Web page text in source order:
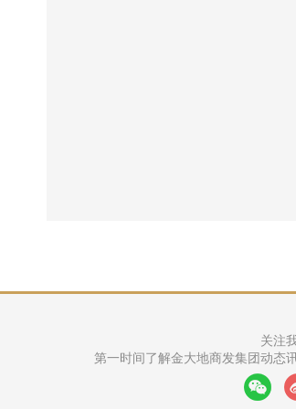
第一时间了解金大地商发集团动态